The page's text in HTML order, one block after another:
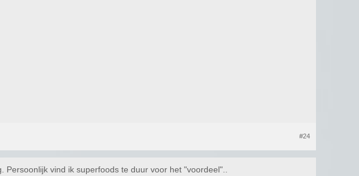
#24
vind ik superfoods te duur voor het "voordeel"..